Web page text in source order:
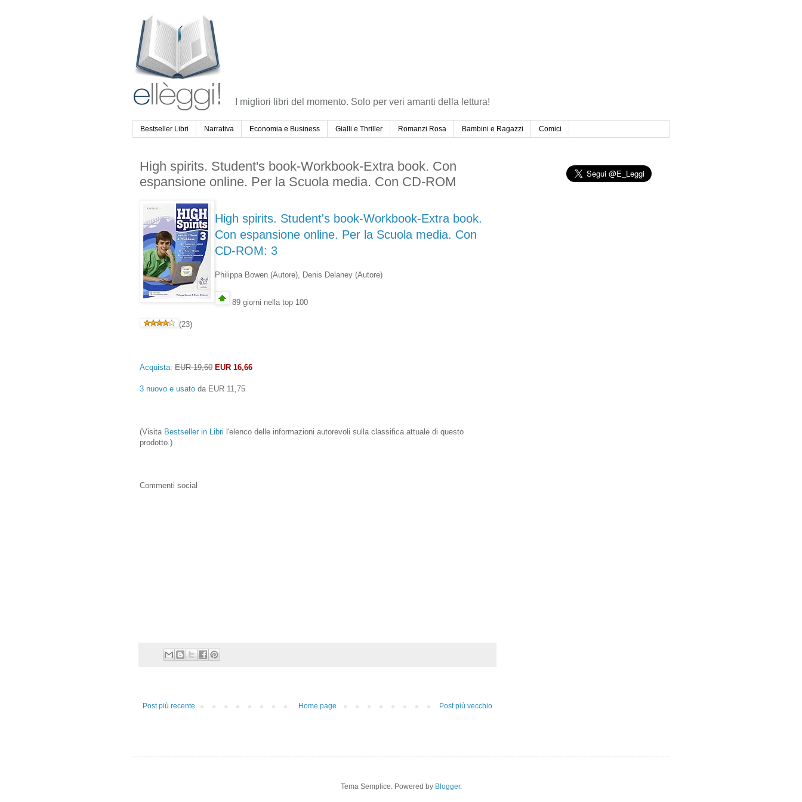
I migliori libri del momento. Solo per veri amanti della lettura!
Bestseller Libri Narrativa Economia e Business Gialli e Thriller Romanzi Rosa Bambini e Ragazzi Comici
High spirits. Student's book-Workbook-Extra book. Con
espansione online. Per la Scuola media. Con CD-ROM
High spirits. Student's book-Workbook-Extra book.
Con espansione online. Per la Scuola media. Con
CD-ROM: 3
Philippa Bowen (Autore) , Denis Delaney (Autore)
89 giorni nella top 100
(23)
Acquista: EUR 19,60 EUR 16,66
3 nuovo e usato da EUR 11,75
(Visita Bestseller in Libri l'elenco delle informazioni autorevoli sulla classifica attuale di questo
prodotto.)
Commenti social
Post più recente Post più vecchio
Home page
Tema Semplice. Powered by Blogger.